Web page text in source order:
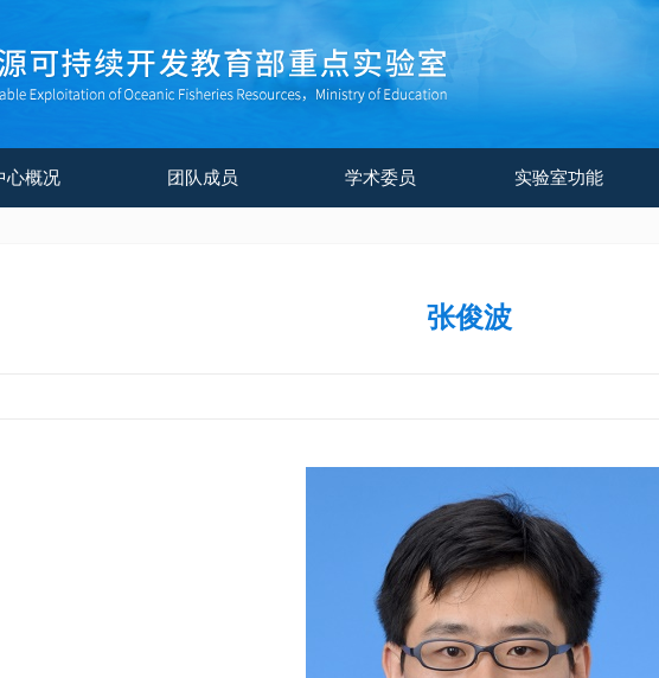
心概况 团队成员 学术委员 实验室功能
张俊波